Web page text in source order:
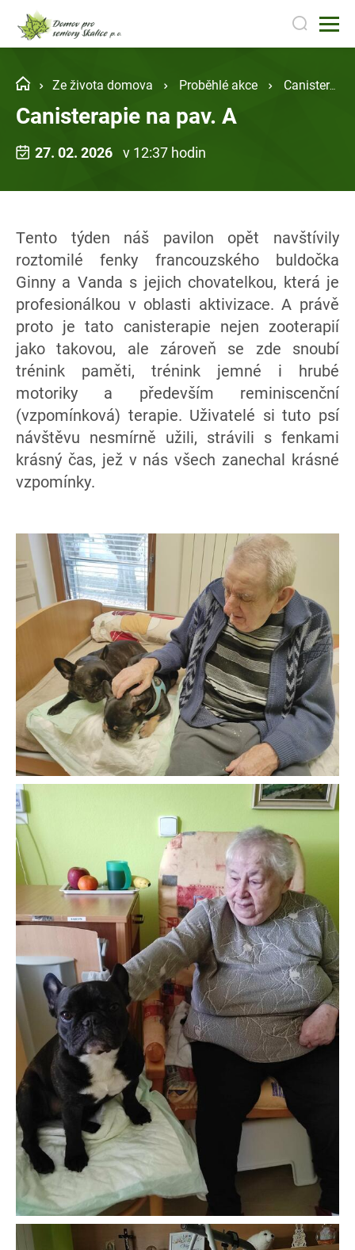
Ze života domova Proběhlé akce Canisterapie na pav. A
Canisterapie na pav. A
27. 02. 2026 v 12:37 hodin
Tento týden náš pavilon opět navštívily
roztomilé fenky francouzského buldočka
Ginny a Vanda s jejich chovatelkou, která je
profesionálkou v oblasti aktivizace. A právě
proto je tato canisterapie nejen zooterapií
jako takovou, ale zároveň se zde snoubí
trénink paměti, trénink jemné i hrubé
motoriky a především reminiscenční
(vzpomínková) terapie. Uživatelé si tuto psí
návštěvu nesmírně užili, strávili s fenkami
krásný čas, jež v nás všech zanechal krásné
vzpomínky.